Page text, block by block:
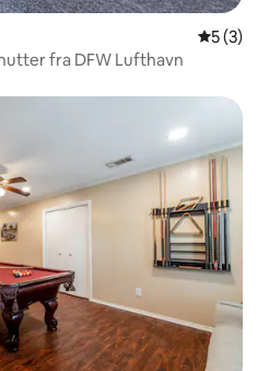
5 ud af 5
5 (3)
fra DFW Lufthavn